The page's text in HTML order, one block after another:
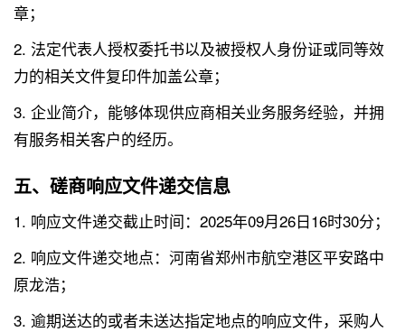
章；
2. 法定代表人授权委托书以及被授权人身份证或同等效
力的相关文件复印件加盖公章；
3. 企业简介，能够体现供应商相关业务服务经验，并拥
有服务相关客户的经历。
五、磋商响应文件递交信息
1. 响应文件递交截止时间：2025年09月26日16时30分；
2. 响应文件递交地点：河南省郑州市航空港区平安路中
原龙浩；
3. 逾期送达的或者未送达指定地点的响应文件，采购人